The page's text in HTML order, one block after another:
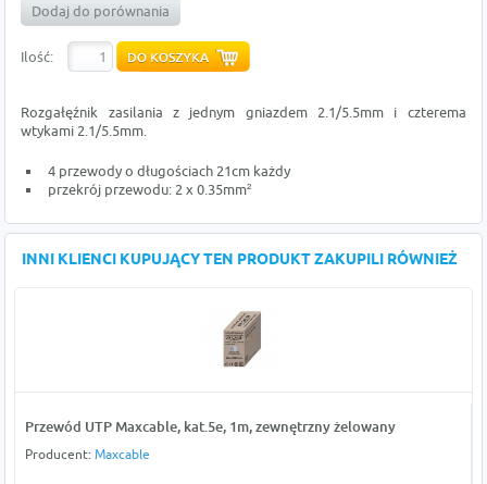
Dodaj do porównania
Ilość:
Rozgałęźnik zasilania z jednym gniazdem 2.1/5.5mm i czterema
wtykami 2.1/5.5mm.
4 przewody o długościach 21cm każdy
przekrój przewodu: 2 x 0.35mm²
INNI KLIENCI KUPUJĄCY TEN PRODUKT ZAKUPILI RÓWNIEŻ
Przewód UTP Maxcable, kat.5e, 1m, zewnętrzny żelowany
Producent: Maxcable